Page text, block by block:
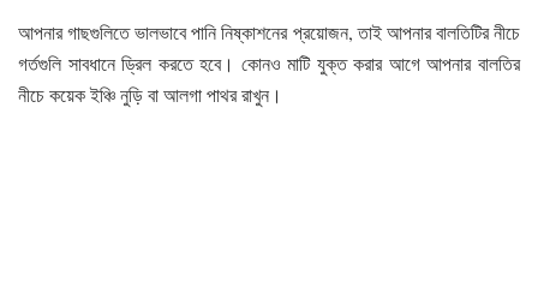
আপনার গাছগুলিতে ভালভাবে পানি নিষ্কাশনের প্রয়োজন, তাই আপনার বালতিটির নীচে
গর্তগুলি সাবধানে ড্রিল করতে হবে। কোনও মাটি যুক্ত করার আগে আপনার বালতির
নীচে কয়েক ইঞ্চি নুড়ি বা আলগা পাথর রাখুন।